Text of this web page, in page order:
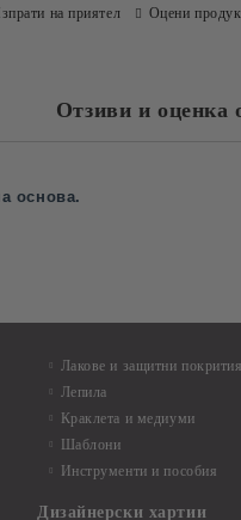
на приятел Оцени
Отзиви и оценка
основа.
Лакове и защитни покрития
Лепила
Краклета и медиуми
Шаблони
Инструменти и пособия
Дизайнерски хартии